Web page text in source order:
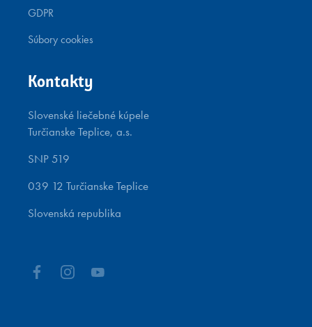
GDPR
Súbory cookies
Kontakty
Slovenské liečebné kúpele
Turčianske Teplice, a.s.
SNP 519
039 12 Turčianske Teplice
Slovenská republika